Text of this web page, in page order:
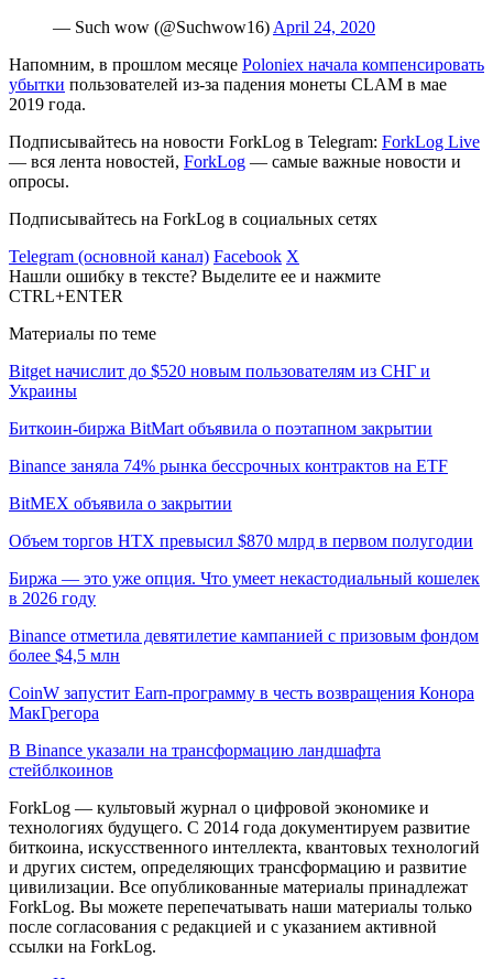
— Such wow (@Suchwow16) April 24, 2020
Напомним, в прошлом месяце Poloniex начала компенсировать
убытки пользователей из-за падения монеты CLAM в мае
2019 года.
Подписывайтесь на новости ForkLog в Telegram: ForkLog Live
— вся лента новостей, ForkLog — самые важные новости и
опросы.
Подписывайтесь на ForkLog в социальных сетях
Telegram (основной канал) Facebook X
Нашли ошибку в тексте? Выделите ее и нажмите
CTRL+ENTER
Материалы по теме
Bitget начислит до $520 новым пользователям из СНГ и
Украины
Биткоин-биржа BitMart объявила о поэтапном закрытии
Binance заняла 74% рынка бессрочных контрактов на ETF
BitMEX объявила о закрытии
Объем торгов HTX превысил $870 млрд в первом полугодии
Биржа — это уже опция. Что умеет некастодиальный кошелек
в 2026 году
Binance отметила девятилетие кампанией с призовым фондом
более $4,5 млн
CoinW запустит Earn-программу в честь возвращения Конора
МакГрегора
В Binance указали на трансформацию ландшафта
стейблкоинов
ForkLog — культовый журнал о цифровой экономике и
технологиях будущего. С 2014 года документируем развитие
биткоина, искусственного интеллекта, квантовых технологий
и других систем, определяющих трансформацию и развитие
цивилизации. Все опубликованные материалы принадлежат
ForkLog. Вы можете перепечатывать наши материалы только
после согласования с редакцией и с указанием активной
ссылки на ForkLog.